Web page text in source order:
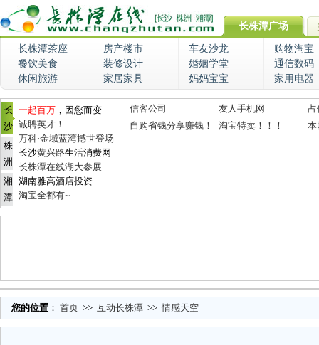
长株潭广场
长株潭茶座 房产楼市 车友沙龙
购物淘宝
餐饮美食
装修设计 婚姻学堂
通信数码
休闲旅游
家居家具 妈妈宝宝 家用电器
长
沙
株
洲
湘
潭
一起百万 ，因您而变
诚聘英才！
万科·金域蓝湾撼世登场
长沙黄兴路生活消费网
长株潭在线湖大参展
湖南雅高酒店投资
淘宝全都有~
信客公司 友人手机网
占
自购省钱分享赚钱！
淘宝特卖！！！ 本
您的位置 ： 首页 >> 互动长株潭 >> 情感天空